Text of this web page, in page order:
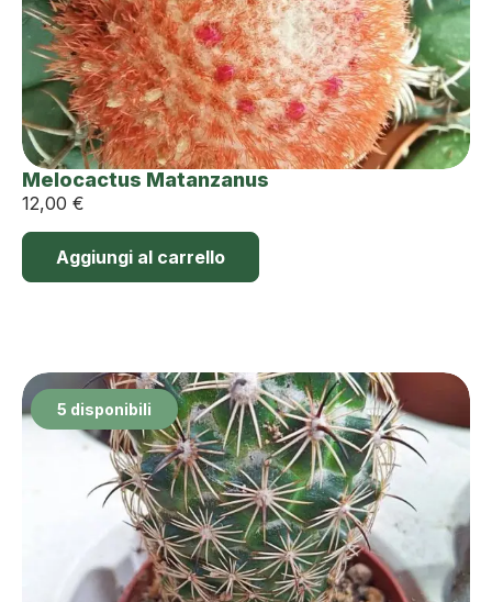
Melocactus Matanzanus
12,00 €
Aggiungi al carrello
5 disponibili